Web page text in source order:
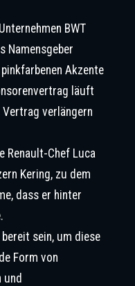
BWT
Namensgeber
Akzente
läuft
Vertrag verlängern
aus. | ©IMAGO / Icon Sportswire
Renault-Chef Luca
Kering, zu dem
dass er hinter
sein, um diese
Form von